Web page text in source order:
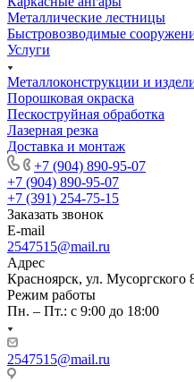
Металлические лестницы
Быстровозводимые
Услуги
Металлоконструкции и
Порошковая окраска
Пескоструйная обработка
Лазерная резка
Доставка и монтаж
+7 (904) 890-95-07
+7 (904) 890-95-07
+7 (391) 254-75-15
Заказать звонок
E-mail
2547515@mail.ru
Адрес
Красноярск, ул. Мусоргского
Режим работы
Пн. – Пт.: с 9:00 до 18:00
2547515@mail.ru